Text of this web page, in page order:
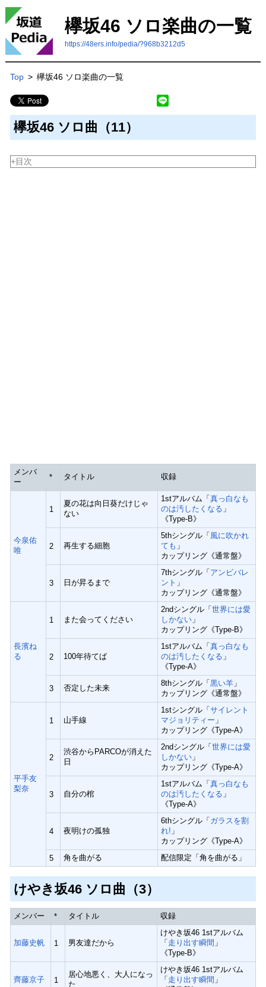
欅坂46 ソロ楽曲の一覧
https://48ers.info/pedia/?968b3212d5
Top > 欅坂46 ソロ楽曲の一覧
欅坂46 ソロ曲（11）
+目次
メンバ
ー
* タイトル 収録
今泉佑
唯
1
夏の花は向日葵だけじゃ
ない
1stアルバム「 真っ白なも
のは汚したくなる 」
《Type-B》
2 再生する細胞
5thシングル「 風に吹かれ
ても 」
カップリング《通常盤》
3 日が昇るまで
7thシングル「 アンビバレ
ント 」
カップリング《通常盤》
長濱ね
る
1 また会ってください
2ndシングル「 世界には愛
しかない」
カップリング《Type-B》
2 100年待てば
1stアルバム「 真っ白なも
のは汚したくなる 」
《Type-A》
3 否定した未来
8thシングル「 黒い羊」
カップリング《通常盤》
平手友
梨奈
1 山手線
1stシングル「 サイレント
マジョリティー 」
カップリング《Type-A》
2
渋谷からPARCOが消えた
日
2ndシングル「 世界には愛
しかない」
カップリング《Type-A》
3 自分の棺
1stアルバム「 真っ白なも
のは汚したくなる 」
《Type-A》
4 夜明けの孤独
6thシングル「 ガラスを割
れ! 」
カップリング《Type-A》
5
角を曲がる 配信限定「角を曲がる」
けやき坂46 ソロ曲（3）
メンバー * タイトル 収録
加藤史帆 1 男友達だから
けやき坂46 1stアルバム
「 走り出す瞬間 」
《Type-B》
齊藤京子 1
居心地悪く、大人になっ
た
けやき坂46 1stアルバム
「 走り出す瞬間 」